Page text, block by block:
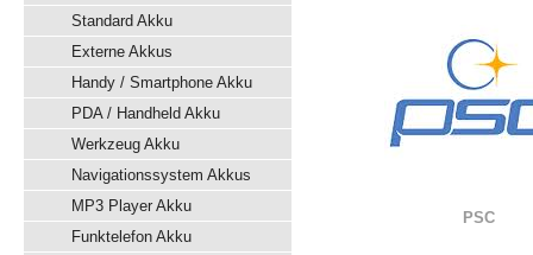
Standard Akku
Externe Akkus
Handy / Smartphone Akku
PDA / Handheld Akku
Werkzeug Akku
Navigationssystem Akkus
MP3 Player Akku
Funktelefon Akku
PSC